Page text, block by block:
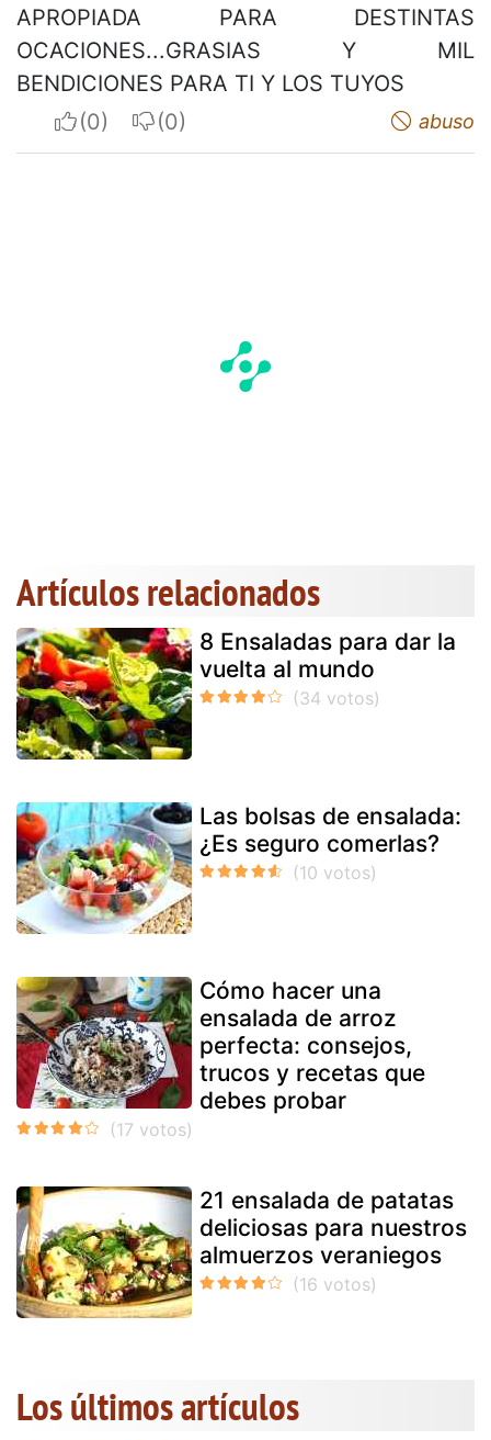
APROPIADA PARA DESTINTAS
OCACIONES...GRASIAS Y MIL
BENDICIONES PARA TI Y LOS TUYOS
I apreciateI do not appreciate abuso
Artículos relacionados
8 Ensaladas para dar la
vuelta al mundo
Las bolsas de ensalada:
¿Es seguro comerlas?
Cómo hacer una
ensalada de arroz
perfecta: consejos,
trucos y recetas que
debes probar
21 ensalada de patatas
deliciosas para nuestros
almuerzos veraniegos
Los últimos artículos